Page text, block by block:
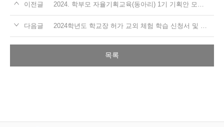
이전글 2024. 학부모 자율기획교육(동아리) 1기 기획안 모집 안내
다음글 2024학년도 학교장 허가 교외 체험 학습 신청서 및 보고서 양식
목록